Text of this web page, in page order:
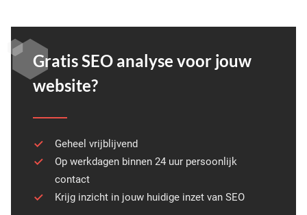
Gratis SEO analyse voor jouw
website?
Geheel vrijblijvend
Op werkdagen binnen 24 uur persoonlijk
contact
Krijg inzicht in jouw huidige inzet van SEO